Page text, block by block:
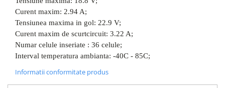
Curent maxim: 2.94 A;
Tensiunea maxima in gol: 22.9 V;
Curent maxim de scurtcircuit: 3.22 A;
Numar celule inseriate : 36 celule;
Interval temperatura ambianta: -40C - 85C;
Informatii conformitate produs